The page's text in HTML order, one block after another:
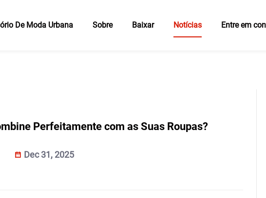
De Moda Urbana Sobre Baixar Notícias Entre em
Perfeitamente com as Suas Roupas?
Dec 31, 2025